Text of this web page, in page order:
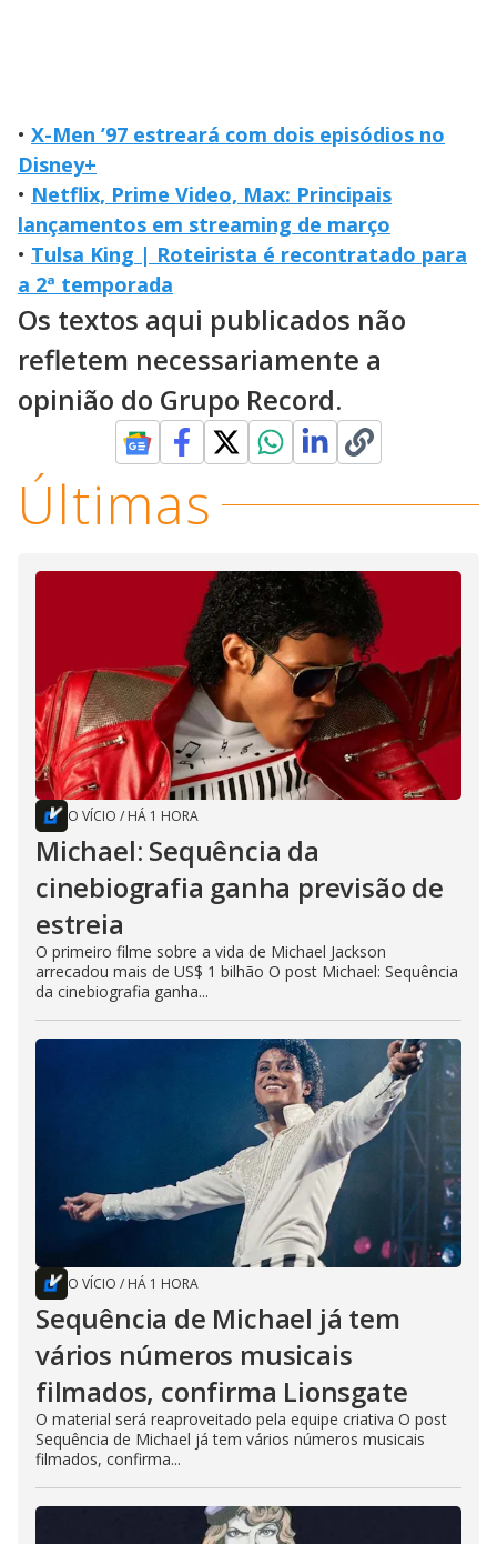
• X-Men ’97 estreará com dois episódios no
Disney+
• Netflix, Prime Video, Max: Principais
lançamentos em streaming de março
• Tulsa King | Roteirista é recontratado para
a 2ª temporada
Os textos aqui publicados não
refletem necessariamente a
opinião do Grupo Record.
Últimas
O VÍCIO / HÁ 1 HORA
Michael: Sequência da
cinebiografia ganha previsão de
estreia
O primeiro filme sobre a vida de Michael Jackson
arrecadou mais de US$ 1 bilhão O post Michael: Sequência
da cinebiografia ganha...
O VÍCIO / HÁ 1 HORA
Sequência de Michael já tem
vários números musicais
filmados, confirma Lionsgate
O material será reaproveitado pela equipe criativa O post
Sequência de Michael já tem vários números musicais
filmados, confirma...